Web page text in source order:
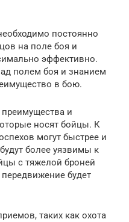
постоянно
на поле боя и
эффективно.
полем боя и знанием
в бою.
и
носят бойцы. К
могут быстрее и
более уязвимы к
с тяжелой броней
будет
таких как охота